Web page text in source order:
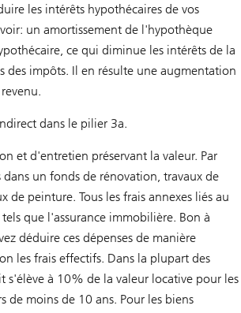
les intérêts hypothécaires de vos
un amortissement de l'hypothèque
ce qui diminue les intérêts de la
des impôts. Il en résulte une augmentation
dans le pilier 3a.
et d'entretien préservant la valeur. Par
un fonds de rénovation, travaux de
de peinture. Tous les frais annexes liés au
que l'assurance immobilière. Bon à
déduire ces dépenses de manière
les frais effectifs. Dans la plupart des
s'élève à 10% de la valeur locative pour les
de moins de 10 ans. Pour les biens